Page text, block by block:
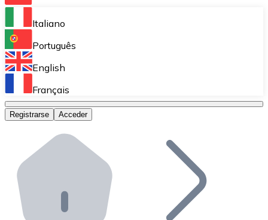
Bitnovo Ramp
Integra nuestra solución en tu plataforma.
Bitnovo Giftcards
Bitnovo OTC
Bitnovo ATM
Integra un ATM Bitnovo en tu negocio y permite que
Bitnovo API
Integra nuestra API en tu ecosistema.
Italiano
Português
English
Français
Registrarse Acceder